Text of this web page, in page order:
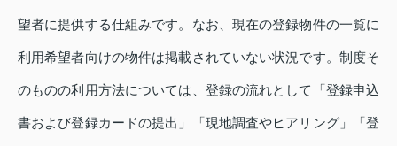
望者に提供する仕組みです。なお、現在の登録物件の一覧に
利用希望者向けの物件は掲載されていない状況です。制度そ
のものの利用方法については、登録の流れとして「登録申込
書および登録カードの提出」「現地調査やヒアリング」「登